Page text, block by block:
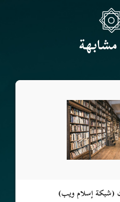
(شبكة إسلام ويب)